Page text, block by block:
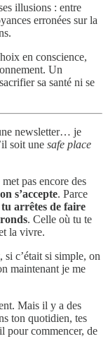
illusions : entre
erronées sur la
en conscience,
Un
sa santé ni se
newsletter… je
soit une safe place
pas encore des
on s’accepte. Parce
tu arrêtes de faire
. Celle où tu te
la vivre.
si c’était si simple, on
maintenant je me
Mais il y a des
ton quotidien, tes
pour commencer, de